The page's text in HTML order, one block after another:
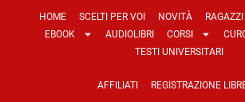
HOME SCELTI PER VOI NOVITÀ RAGAZZI
EBOOK
AUDIOLIBRI CORSI
TESTI UNIVERSITARI
AFFILIATI REGISTRAZIONE